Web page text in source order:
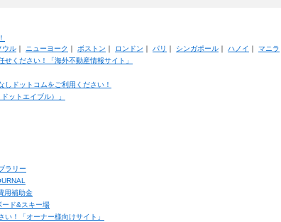
ウル｜ ニューヨーク ｜ ボストン ｜ ロンドン ｜ パリ ｜ シンガポール｜ ハノイ ｜ マニラ
ください！「海外不動産情報サイト」
ドットコムをご利用ください！
ットエイブル）」
ラリー
用補助金
ード&スキー場
！「オーナー様向けサイト」